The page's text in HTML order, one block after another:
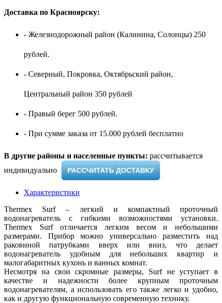
Доставка по Красноярску:
- Железнодорожный район (Калинина, Солонцы) 250
рублей.
- Северный, Покровка, Октябрьский район,
Центральный район 350 рублей
- Правый берег 500 рублей.
- При сумме заказа от 15.000 рублей бесплатно
В другие районы и населенные пункты: рассчитывается
индивидуально ​
РАССЧИТАТЬ ДОСТАВКУ
Характеристики
Thermex Surf – легкий и компактный проточный
водонагреватель с гибкими возможностями установки.
Thermex Surf отличается легким весом и небольшими
размерами. Прибор можно универсально разместить над
раковиной патрубками вверх или вниз, что делает
водонагреватель удобным для небольших квартир и
малогабаритных кухонь и ванных комнат.
Несмотря на свои скромные размеры, Surf не уступает в
качестве и надежности более крупным проточным
водонагревателям, а использовать его также легко и удобно,
как и другую функциональную современную технику.